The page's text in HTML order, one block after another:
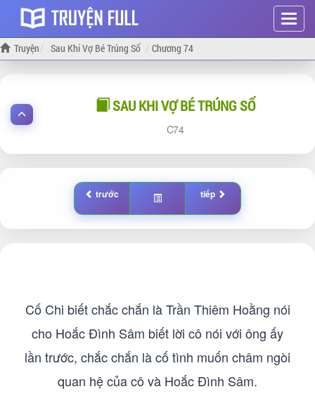
Hiện
menu
Truyện Sau Khi Vợ Bé Trúng Số Chương 74
SAU KHI VỢ BÉ TRÚNG SỐ
74
trước tiếp
Cố Chi biết chắc chắn là Trần Thiêm Hoằng nói
cho Hoắc Đình Sâm biết lời cô nói với ông ấy
lần trước, chắc chắn là cố tình muốn châm ngòi
quan hệ của cô và Hoắc Đình Sâm.